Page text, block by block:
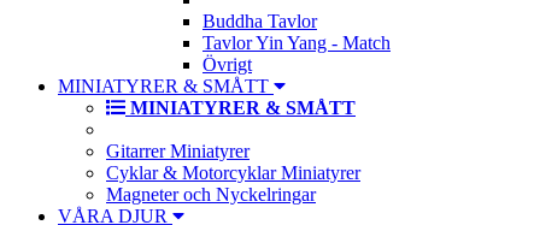
Buddha Tavlor
Tavlor Yin Yang - Match
Övrigt
MINIATYRER & SMÅTT
MINIATYRER & SMÅTT
Gitarrer Miniatyrer
Cyklar & Motorcyklar Miniatyrer
Magneter och Nyckelringar
VÅRA DJUR